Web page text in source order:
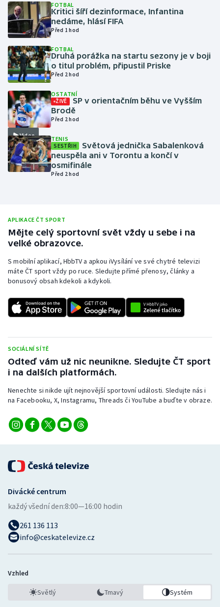
Jezdectví
Judo
Krasobruslení
Lezení
Lyže a snowboard
Moderní pětiboj
Motorsport
Plavání
Ragby
Rychlobruslení
Short track
Sportovní střelba
Stolní tenis
Triatlon
Vodní slalom
Volejbal
Ostatní
FOTBAL
Kritici šíří dezinformace, Infantina
nedáme, hlásí FIFA
Před 1 hod
FOTBAL
Druhá porážka na startu sezony je v boji
o titul problém, připustil Priske
Před 2 hod
Video
OSTATNÍ
ŽIVĚ
SP v orientačním běhu ve Vyšším
Brodě
Před 2 hod
TENIS
SESTŘIH
Světová jednička Sabalenková
neuspěla ani v Torontu a končí v
osmifinále
Před 2 hod
APLIKACE ČT SPORT
Mějte celý sportovní svět vždy u sebe i na
velké obrazovce.
S mobilní aplikací, HbbTV a apkou iVysílání ve své chytré televizi
máte ČT sport vždy po ruce. Sledujte přímé přenosy, články a
bonusový obsah kdekoli a kdykoli.
SOCIÁLNÍ SÍTĚ
Odteď vám už nic neunikne. Sledujte ČT sport
i na dalších platformách.
Nenechte si nikde ujít nejnovější sportovní události. Sledujte nás i
na Facebooku, X, Instagramu, Threads či YouTube a buďte v obraze.
Divácké centrum
každý všední den:8:00—16:00 hodin
261 136 113
info@ceskatelevize.cz
Vzhled
Světlý Tmavý Systém